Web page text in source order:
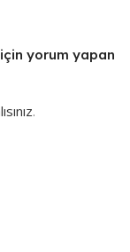
yorum yapan
.